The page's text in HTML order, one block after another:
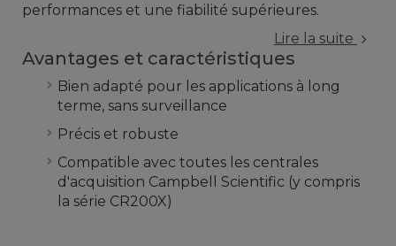
performances et une fiabilité supérieures.
Lire la suite
Avantages et caractéristiques
Bien adapté pour les applications à long
terme, sans surveillance
Précis et robuste
Compatible avec toutes les centrales
d'acquisition Campbell Scientific (y compris
la série CR200X)